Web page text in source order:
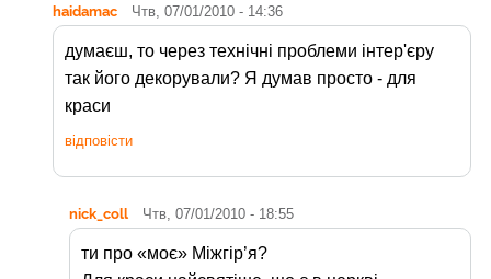
haidamac Чтв, 07/01/2010 - 14:36
думаєш, то через технічні проблеми інтер'єру
так його декорували? Я думав просто - для
краси
відповісти
nick_coll Чтв, 07/01/2010 - 18:55
ти про «моє» Міжгір’я?